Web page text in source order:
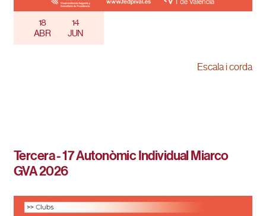
18
ABR
14
JUN
Escala i corda
Tercera - 17 Autonòmic Individual Miarco
GVA 2026